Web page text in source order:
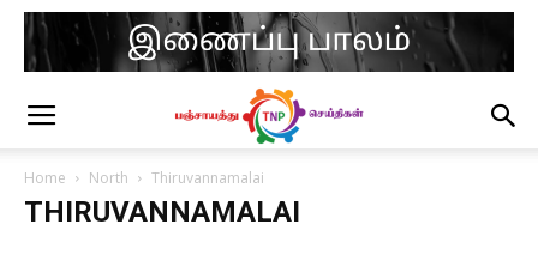
Home North Thiruvannamalai
THIRUVANNAMALAI